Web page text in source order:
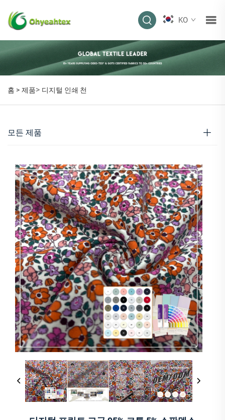
KO
홈 > 제품> 디지털 인쇄 천
모든 제품